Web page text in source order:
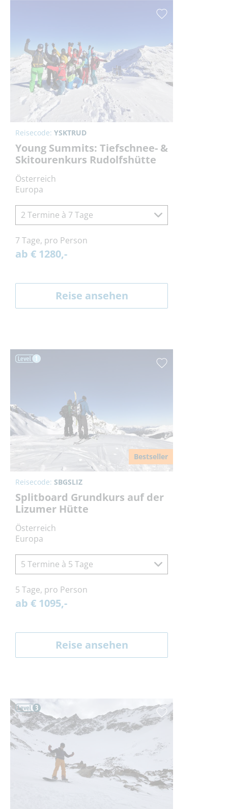
Reisecode: YSKTRUD
Young Summits: Tiefschnee- &
Skitourenkurs Rudolfshütte
Österreich
Europa
2 Termine à 7 Tage
7 Tage, pro Person
ab € 1280,-
Reise ansehen
Bestseller
Reisecode: SBGSLIZ
Splitboard Grundkurs auf der
Lizumer Hütte
Österreich
Europa
5 Termine à 5 Tage
5 Tage, pro Person
ab € 1095,-
Reise ansehen